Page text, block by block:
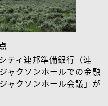
ティ連邦準備銀行（連
ャクソンホールでの金融
ャクソンホール会議」が